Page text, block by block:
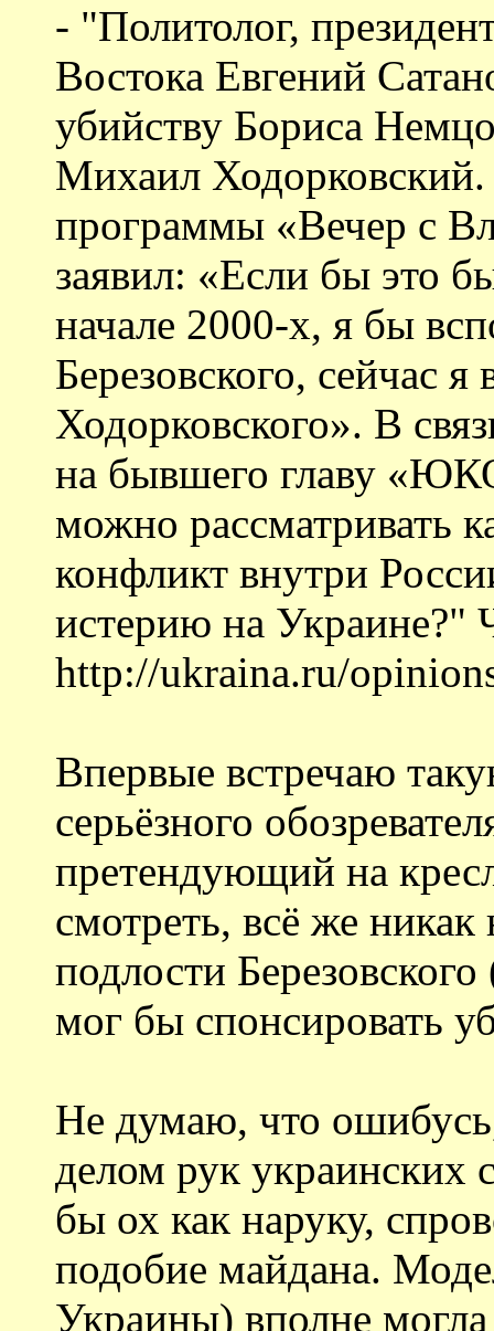
- "Политолог,
Востока Евгений
убийству Бориса
Михаил Ходорковский.
программы «Вечер с
заявил: «Если бы это
начале 2000-х, я бы
Березовского, сейчас
Ходорковского». В
на бывшего главу
можно рассматривать
конфликт внутри
истерию на Украине?"
http://ukraina.ru/
Впервые встречаю
серьёзного
претендующий на
смотреть, всё же никак
подлости
мог бы спонсировать
Не думаю, что
делом рук
бы ох как наруку,
подобие майдана.
Украины) вполне